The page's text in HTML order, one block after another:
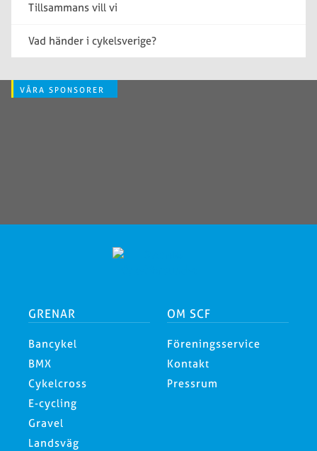
Tillsammans vill vi
Vad händer i cykelsverige?
VÅRA SPONSORER
GRENAR
Bancykel
BMX
Cykelcross
E-cycling
Gravel
Landsväg
OM SCF
Föreningsservice
Kontakt
Pressrum